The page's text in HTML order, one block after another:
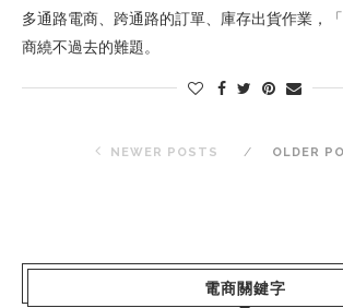
多通路電商、跨通路的訂單、庫存出貨作業，
商繞不過去的難題。
NEWER POSTS OLDER
電商關鍵字